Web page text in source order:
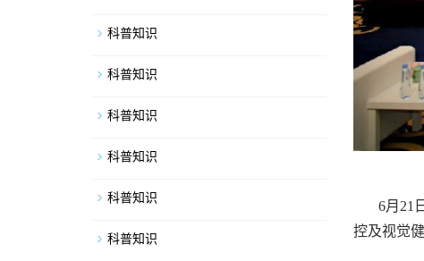
6月21
控及视觉
科普知识
科普知识
科普知识
科普知识
科普知识
科普知识